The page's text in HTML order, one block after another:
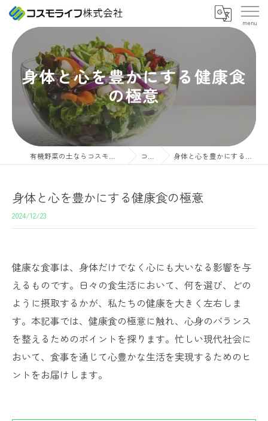
身体と心を豊かにする健康食
の極意
コラム 身体と心を豊かにする健康食の極意
身体と心を豊かにする健康食の極意
2024/12/23
健康な食事は、身体だけでなく心にも大いなる影響を与
えるものです。日々の食生活において、何を選び、どの
ように摂取するかが、私たちの健康を大きく左右しま
す。本記事では、健康食の極意に触れ、心身のバランス
を整えるためのポイントを探ります。忙しい現代社会に
おいて、食事を通じて心豊かな生活を実現するためのヒ
ントをお届けします。